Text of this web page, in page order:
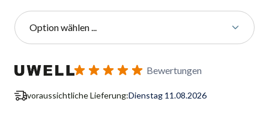
Option wählen ...
Benachrichtigungsformular für Wiederverfügbarkeit
Bewertungen
voraussichtliche Lieferung:Dienstag 11.08.2026